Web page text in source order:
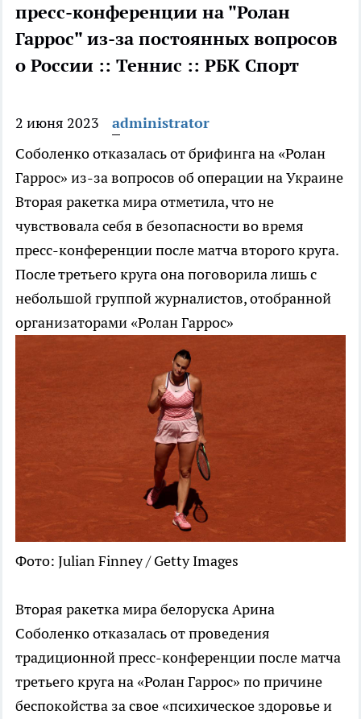
пресс-конференции на "Ролан
Гаррос" из-за постоянных вопросов
о России :: Теннис :: РБК Спорт
2 июня 2023
administrator
Соболенко отказалась от брифинга на «Ролан
Гаррос» из-за вопросов об операции на Украине
Вторая ракетка мира отметила, что не
чувствовала себя в безопасности во время
пресс-конференции после матча второго круга.
После третьего круга она поговорила лишь с
небольшой группой журналистов, отобранной
организаторами «Ролан Гаррос»
Фото: Julian Finney / Getty Images
Вторая ракетка мира белоруска Арина
Соболенко отказалась от проведения
традиционной пресс-конференции после матча
третьего круга на «Ролан Гаррос» по причине
беспокойства за свое «психическое здоровье и